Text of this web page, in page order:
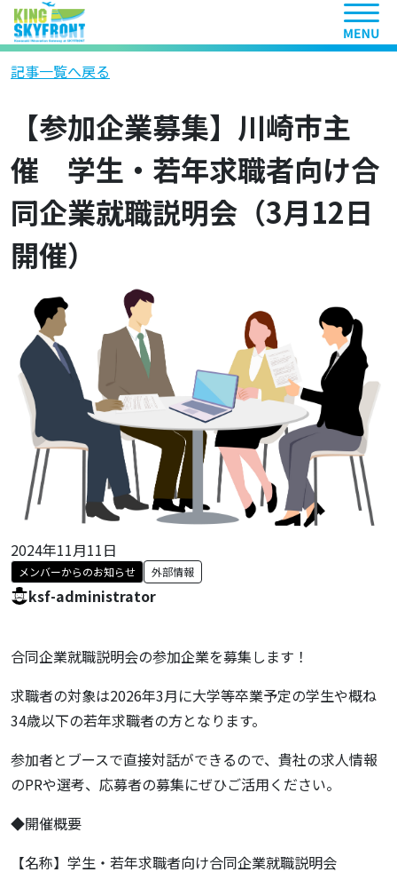
ヘッ
記事一覧へ戻る
【参加企業募集】川崎市主
催 学生・若年求職者向け合
同企業就職説明会（3月12日
開催）
2024年11月11日
メンバーからのお知らせ 外部情報
ksf-administrator
合同企業就職説明会の参加企業を募集します！
求職者の対象は2026年3月に大学等卒業予定の学生や概ね
34歳以下の若年求職者の方となります。
参加者とブースで直接対話ができるので、貴社の求人情報
のPRや選考、応募者の募集にぜひご活用ください。
◆開催概要
【名称】学生・若年求職者向け合同企業就職説明会